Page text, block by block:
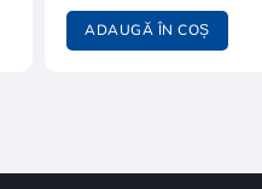
ADAUGĂ ÎN COȘ